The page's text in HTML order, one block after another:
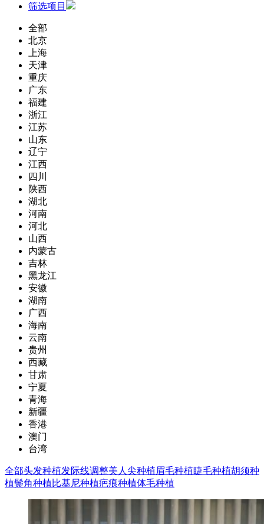
筛选项目
全部
北京
上海
天津
重庆
广东
福建
浙江
江苏
山东
辽宁
江西
四川
陕西
湖北
河南
河北
山西
内蒙古
吉林
黑龙江
安徽
湖南
广西
海南
云南
贵州
西藏
甘肃
宁夏
青海
新疆
香港
澳门
台湾
全部头发种植发际线调整美人尖种植眉毛种植睫毛种植胡须种
植鬓角种植比基尼种植疤痕种植体毛种植